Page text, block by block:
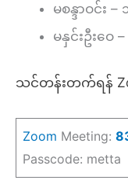
မစန္ဒာဝင်း
မနှင်းဦးဝေ
သင်တန်းတက်ရန်
Zoom Meeting:
Passcode: metta